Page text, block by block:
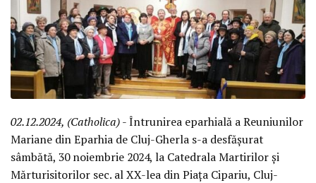
02.12.2024, (Catholica)- Întrunirea eparhială a Reuniunilor
Mariane din Eparhia de Cluj-Gherla s-a desfășurat
sâmbătă, 30 noiembrie 2024, la Catedrala Martirilor și
Mărturisitorilor sec. al XX-lea din Piața Cipariu, Cluj-